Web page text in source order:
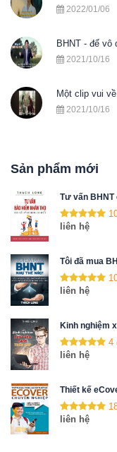
2022/01/06
BHNT - để vô
2021/10/16
Một clip vui
2021/10/16
Sản phẩm mới
Tư vấn BHNT
liên hệ
Tôi đã mua
liên hệ
Kinh nghiệm
4
liên hệ
Thiết kế
liên hệ